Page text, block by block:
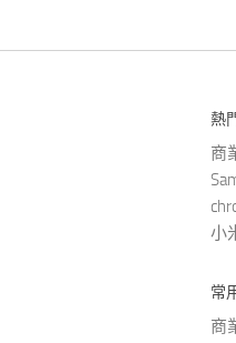
熱
商
小
常
商